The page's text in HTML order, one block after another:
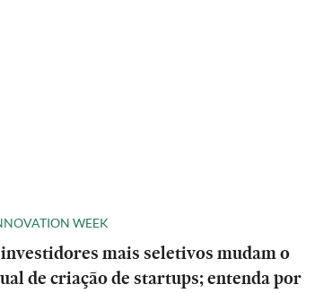
WEEK
mais seletivos mudam o
de criação de startups; entenda por